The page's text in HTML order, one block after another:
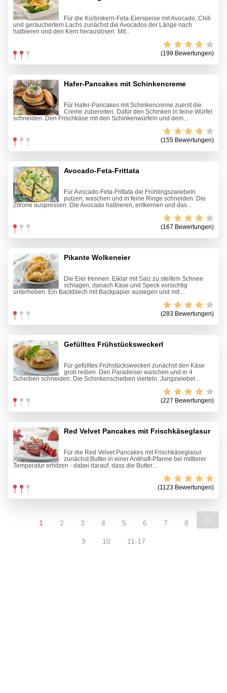
Für die Kürbiskern-Feta-Eierspeise mit Avocado, Chili
und geräuchertem Lachs zunächst die Avocados der Länge nach
halbieren und den Kern herauslösen. Mit...
(199 Bewertungen)
Hafer-Pancakes mit Schinkencreme
Für Hafer-Pancakes mit Schinkencreme zuerst die
Creme zubereiten. Dafür den Schinken in feine Würfel
schneiden. Den Frischkäse mit den Schinkenwürfeln und dem...
(155 Bewertungen)
Avocado-Feta-Frittata
Für Avocado-Feta-Frittata die Frühlingszwiebeln
putzen, waschen und in feine Ringe schneiden. Die
Zitrone auspressen. Die Avocado halbieren, entkernen und das...
(167 Bewertungen)
Pikante Wolkeneier
Die Eier trennen. Eiklar mit Salz zu steifem Schnee
schlagen, danach Käse und Speck vorsichtig
unterheben. Ein Backblech mit Backpapier auslegen und mit...
(283 Bewertungen)
Gefülltes Frühstücksweckerl
Für gefülltes Frühstücksweckerl zunächst den Käse
grob reiben. Den Paradeiser waschen und in 4
Scheiben schneiden. Die Schinkenscheiben vierteln. Jungzwiebel...
(227 Bewertungen)
Red Velvet Pancakes mit Frischkäseglasur
Für die Red Velvet Pancakes mit Frischkäseglasur
zunächst Butter in einer Antihaft-Pfanne bei mittlerer
Temperatur erhitzen - dabei darauf, dass die Butter...
(1123 Bewertungen)
1 2 3 4 5 6 7 8
9 10 11-17